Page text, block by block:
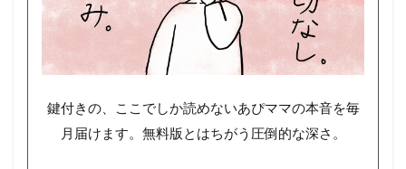
鍵付きの、ここでしか読めないあぴママの本音を毎
月届けます。無料版とはちがう圧倒的な深さ。